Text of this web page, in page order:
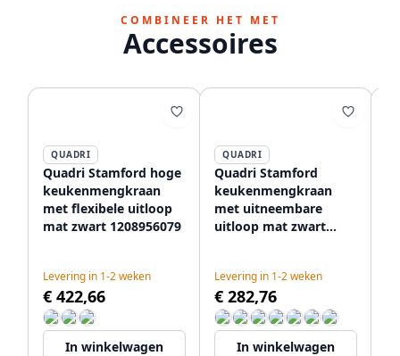
COMBINEER HET MET
Accessoires
QUADRI
Quadri Stamford hoge
keukenmengkraan
met flexibele uitloop
mat zwart 1208956079
Levering in 1-2 weken
€ 422,66
In winkelwagen
QUADRI
Quadri Stamford
keukenmengkraan
met uitneembare
uitloop mat zwart
Levering in 1-2 weken
€ 282,76
In winkelwagen